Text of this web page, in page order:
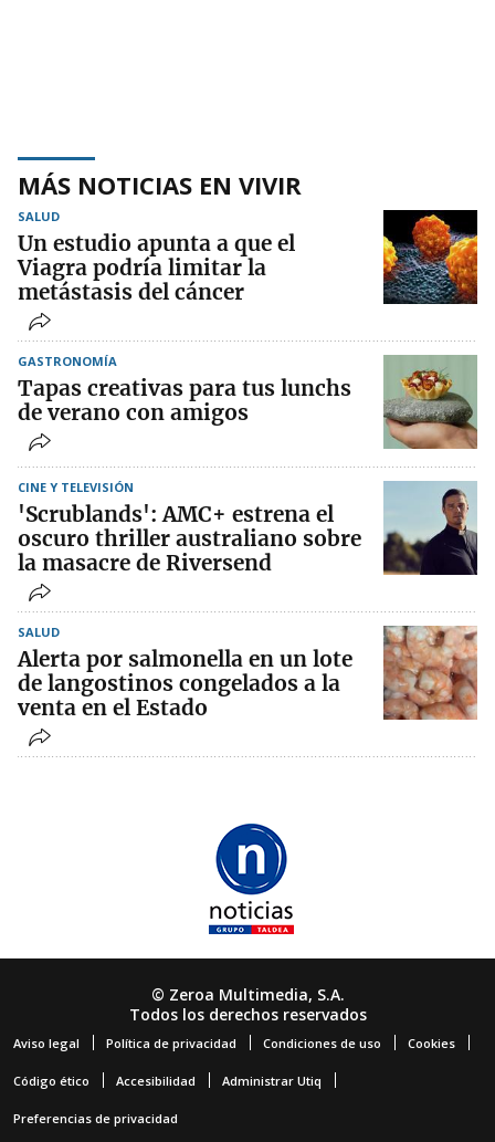
MÁS NOTICIAS EN VIVIR
SALUD
Un estudio apunta a que el
Viagra podría limitar la
metástasis del cáncer
GASTRONOMÍA
Tapas creativas para tus lunchs
de verano con amigos
CINE Y TELEVISIÓN
'Scrublands': AMC+ estrena el
oscuro thriller australiano sobre
la masacre de Riversend
SALUD
Alerta por salmonella en un lote
de langostinos congelados a la
venta en el Estado
© Zeroa Multimedia, S.A.
Todos los derechos reservados
Aviso legal Política de privacidad Condiciones de uso Cookies
Código ético Accesibilidad Administrar Utiq
Preferencias de privacidad